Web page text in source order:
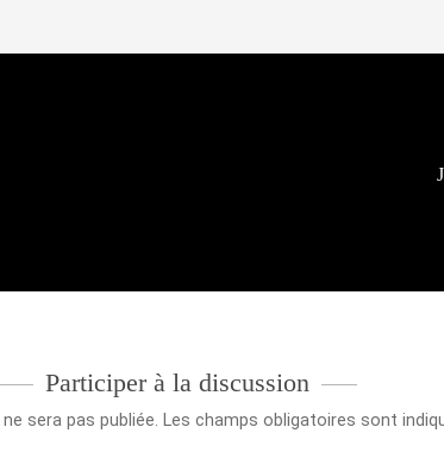
Participer à la discussion
sera pas publiée. Les champs obligatoires sont